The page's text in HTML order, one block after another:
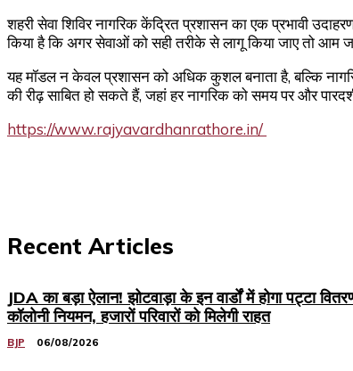
शहरी सेवा शिविर नागरिक केंद्रित प्रशासन का एक प्रभावी
किया है कि अगर सेवाओं को सही तरीके से लागू किया जाए तो आम
यह मॉडल न केवल प्रशासन को अधिक कुशल बनाता है, बल्कि
की रीढ़ साबित हो सकते हैं, जहां हर नागरिक को समय पर और
https://www.rajyavardhanrathore.in/
Recent Articles
JDA का बड़ा ऐलान! झोटवाड़ा के इन वार्डों में होगा पट्टा
कॉलोनी नियमन, हजारों परिवारों को मिलेगी राहत
BJP 06/08/2026